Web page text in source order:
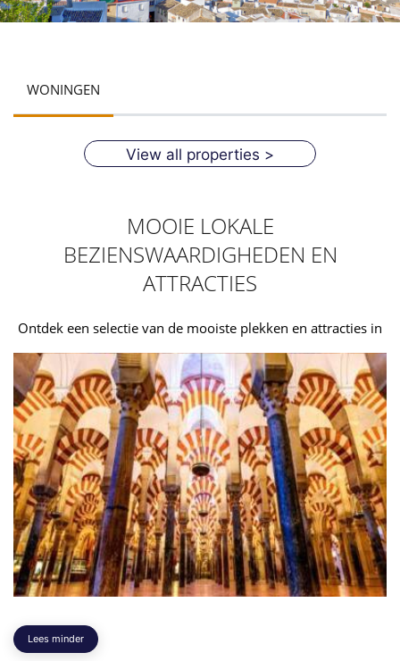
WONINGEN
View all properties >
MOOIE LOKALE
BEZIENSWAARDIGHEDEN EN
ATTRACTIES
Ontdek een selectie van de mooiste plekken en attracties in
Lees minder